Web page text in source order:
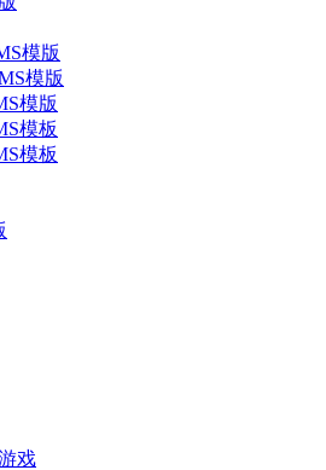
模版
模版
模版
模板
模板
戏